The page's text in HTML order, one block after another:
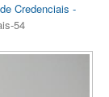
Credenciais -
54